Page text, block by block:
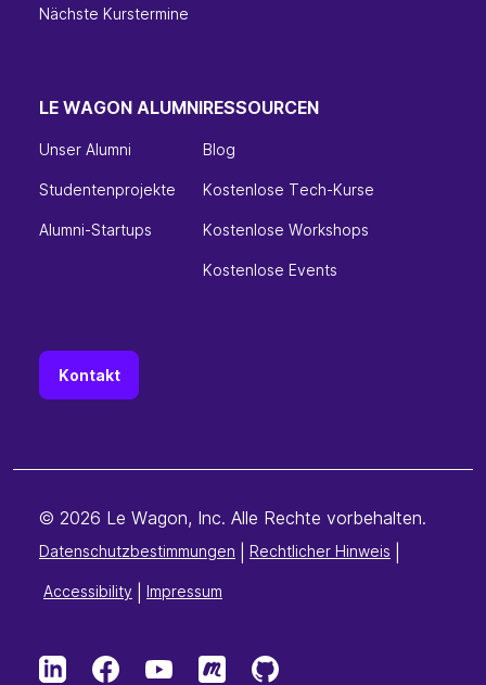
Nächste Kurstermine
LE WAGON ALUMNI
Unser Alumni
Studentenprojekte
Alumni-Startups
RESSOURCEN
Blog
Kostenlose Tech-Kurse
Kostenlose Workshops
Kostenlose Events
Kontakt
© 2026 Le Wagon, Inc. Alle Rechte vorbehalten.
Datenschutzbestimmungen Rechtlicher Hinweis
Accessibility Impressum